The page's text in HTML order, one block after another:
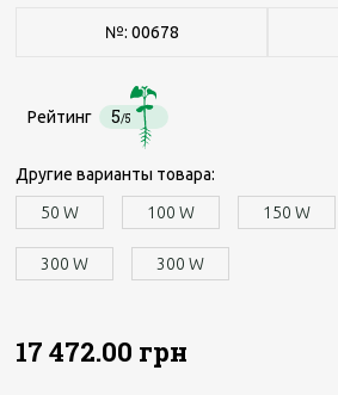
№: 00678
Рейтинг 5/5
Другие варианты товара:
50 W
100 W 150 W
300 W 300 W
17 472.00 грн